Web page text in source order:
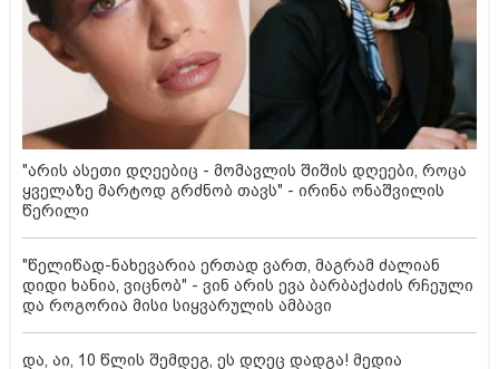
"არის ასეთი დღეებიც - მომავლის შიშის დღეები, როცა
ყველაზე მარტოდ გრძნობ თავს" - ირინა ონაშვილის
წერილი
"წელიწად-ნახევარია ერთად ვართ, მაგრამ ძალიან
დიდი ხანია, ვიცნობ" - ვინ არის ევა ბარბაქაძის რჩეული
და როგორია მისი სიყვარულის ამბავი
და, აი, 10 წლის შემდეგ, ეს დღეც დადგა! მედია